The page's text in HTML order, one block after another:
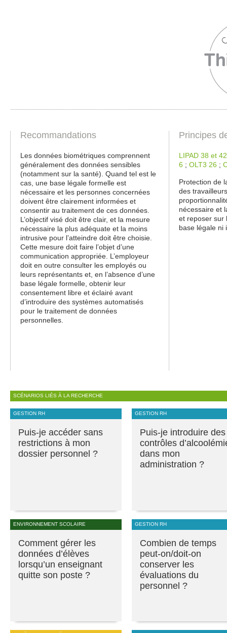
Recommandations
Les données biométriques comprennent
généralement des données sensibles
(notamment sur la santé). Quand tel est le
cas, une base légale formelle est
nécessaire et les personnes concernées
doivent être clairement informées et
consentir au traitement de ces données.
L’objectif visé doit être clair, et la mesure
nécessaire la plus adéquate et la moins
intrusive pour l’atteindre doit être choisie.
Cette mesure doit faire l’objet d’une
communication appropriée. L’employeur
doit en outre consulter les employés ou
leurs représentants et, en l’absence d’une
base légale formelle, obtenir leur
consentement libre et éclairé avant
d’introduire des systèmes automatisés
pour le traitement de données
personnelles.
Principes
LIPAD 38 et 42
6 ; OLT3 26 ;
Protection de
des
nécessaire et
et reposer sur
base légale ni
SCÉNARIOS LIÉS À LA RECHERCHE
GESTION RH
Puis-je accéder sans
restrictions à mon
dossier personnel ?
GESTION RH
Puis-je introduire des
contrôles
dans mon
administration ?
ENVIRONNEMENT SCOLAIRE
Comment gérer les
données d’élèves
lorsqu’un enseignant
quitte son poste ?
GESTION RH
Combien de temps
peut-on/doit-on
conserver les
évaluations du
personnel ?